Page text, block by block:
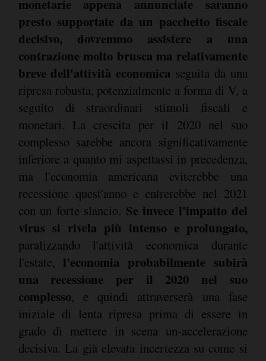
monetarie appena annunciate saranno
presto supportate da un pacchetto fiscale
decisivo, dovremmo assistere a una
contrazione molto brusca ma relativamente
breve dell'attività economica seguita da una
ripresa robusta, potenzialmente a forma di V, a
seguito di straordinari stimoli fiscali e
monetari. La crescita per il 2020 nel suo
complesso sarebbe ancora significativamente
inferiore a quanto mi aspettassi in precedenza,
ma l'economia americana eviterebbe una
recessione quest'anno e entrerebbe nel 2021
con un forte slancio. Se invece l'impatto del
virus si rivela più intenso e prolungato,
paralizzando l'attività economica durante
l'estate, l'economia probabilmente subirà
una recessione per il 2020 nel suo
complesso, e quindi attraverserà una fase
iniziale di lenta ripresa prima di essere in
grado di mettere in scena un-accelerazione
decisiva. La già elevata incertezza su come si